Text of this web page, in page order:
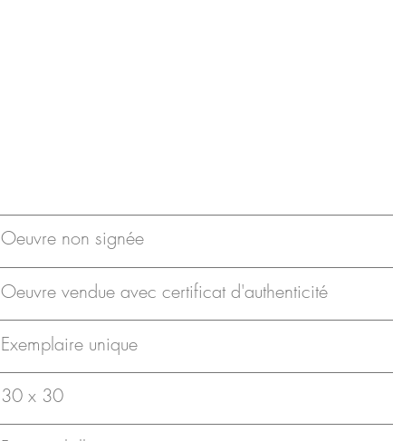
Oeuvre non signée
Oeuvre vendue avec certificat d'authenticité
Exemplaire unique
30 x 30